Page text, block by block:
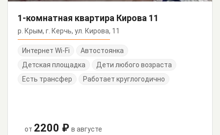
1-комнатная квартира Кирова 11
р. Крым, г. Керчь, ул. Кирова, 11
Интернет Wi-Fi
Автостоянка
Детская площадка
Дети любого возраста
Есть трансфер
Работает круглогодично
от 2200 ₽ в августе